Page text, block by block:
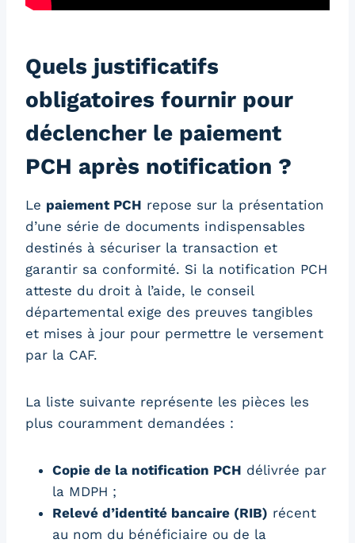
Quels justificatifs
obligatoires fournir pour
déclencher le paiement
PCH après notification ?
Le paiement PCH repose sur la présentation
d’une série de documents indispensables
destinés à sécuriser la transaction et
garantir sa conformité. Si la notification PCH
atteste du droit à l’aide, le conseil
départemental exige des preuves tangibles
et mises à jour pour permettre le versement
par la CAF.
La liste suivante représente les pièces les
plus couramment demandées :
Copie de la notification PCH délivrée par
la MDPH ;
Relevé d’identité bancaire (RIB) récent
au nom du bénéficiaire ou de la